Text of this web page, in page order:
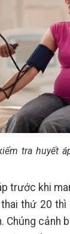
tra huyết
trước khi
thứ 20 thì
Chúng cảnh